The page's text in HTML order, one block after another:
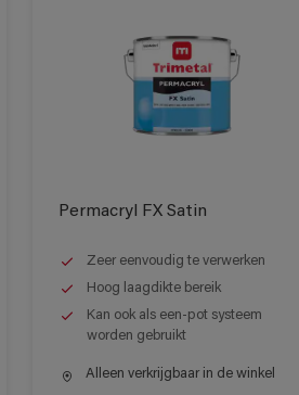
Permacryl FX Satin
Zeer eenvoudig te verwerken
Hoog laagdikte bereik
Kan ook als een-pot systeem
worden gebruikt
Alleen verkrijgbaar in de winkel